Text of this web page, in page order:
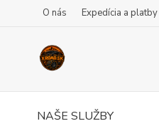
O nás Expedícia a platby
NAŠE SLUŽBY